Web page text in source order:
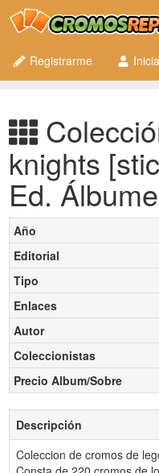
Registrarme
knights
Ed.
Año
Editorial
Tipo
Enlaces
Autor
Coleccionistas
Precio Album/Sobre
Descripción
Coleccion de cromos de